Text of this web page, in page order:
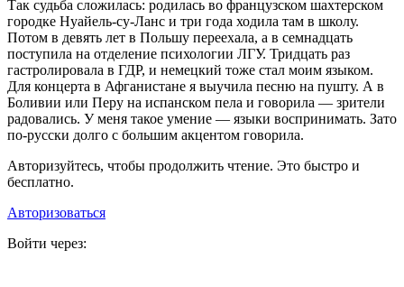
Так судьба сложилась: родилась во французском шахтерском
городке Нуайель-су-Ланс и три года ходила там в школу.
Потом в девять лет в Польшу переехала, а в семнадцать
поступила на отделение психологии ЛГУ. Тридцать раз
гастролировала в ГДР, и немецкий тоже стал моим языком.
Для концерта в Афганистане я выучила песню на пушту. А в
Боливии или Перу на испанском пела и говорила — зрители
радовались. У меня такое умение — языки воспринимать. Зато
по-русски долго с большим акцентом говорила.
Авторизуйтесь, чтобы продолжить чтение. Это быстро и
бесплатно.
Авторизоваться
Войти через: